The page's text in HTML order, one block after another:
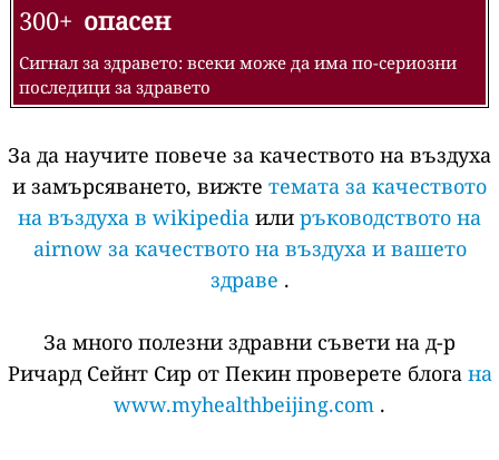
300+ опасен
Сигнал за здравето: всеки може да има по-сериозни
последици за здравето
За да научите повече за качеството на въздуха
и замърсяването, вижте темата за качеството
на въздуха в wikipedia или ръководството на
airnow за качеството на въздуха и вашето
здраве .
За много полезни здравни съвети на д-р
Ричард Сейнт Сир от Пекин проверете блога на
www.myhealthbeijing.com .